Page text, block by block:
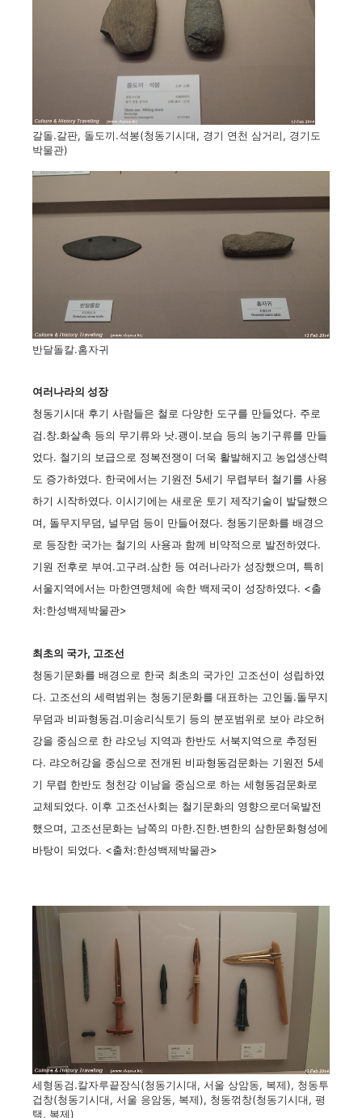
갈돌.갈판, 돌도끼.석봉(청동기시대, 경기 연천 삼거리, 경기도
박물관)
반달돌칼.홈자귀
여러나라의 성장
청동기시대 후기 사람들은 철로 다양한 도구를 만들었다. 주로
검.창.화살촉 등의 무기류와 낫.괭이.보습 등의 농기구류를 만들
었다. 철기의 보급으로 정복전쟁이 더욱 활발해지고 농업생산력
도 증가하였다. 한국에서는 기원전 5세기 무렵부터 철기를 사용
하기 시작하였다. 이시기에는 새로운 토기 제작기술이 발달했으
며, 돌무지무덤, 널무덤 등이 만들어졌다. 청동기문화를 배경으
로 등장한 국가는 철기의 사용과 함께 비약적으로 발전하였다.
기원 전후로 부여.고구려.삼한 등 여러나라가 성장했으며, 특히
서울지역에서는 마한연맹체에 속한 백제국이 성장하였다. <출
처:한성백제박물관>
최초의 국가, 고조선
청동기문화를 배경으로 한국 최초의 국가인 고조선이 성립하였
다. 고조선의 세력범위는 청동기문화를 대표하는 고인돌.돌무지
무덤과 비파형동검.미송리식토기 등의 분포범위로 보아 랴오허
강을 중심으로 한 랴오닝 지역과 한반도 서북지역으로 추정된
다. 랴오허강을 중심으로 전개된 비파형동검문화는 기원전 5세
기 무렵 한반도 청천강 이남을 중심으로 하는 세형동검문화로
교체되었다. 이후 고조선사회는 철기문화의 영향으로더욱발전
했으며, 고조선문화는 남쪽의 마한.진한.변한의 삼한문화형성에
바탕이 되었다. <출처:한성백제박물관>
세형동검.칼자루끝장식(청동기시대, 서울 상암동, 복제), 청동투
겁창(청동기시대, 서울 응암동, 복제), 청동꺾창(청동기시대, 평
택, 복제)